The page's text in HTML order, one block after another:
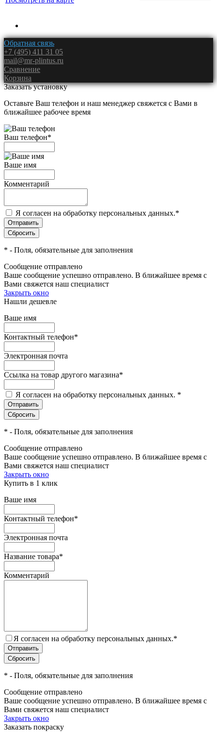
Обратная связь
+7 (495) 411 31 05
mail@mr-plintus.ru
Сравнение
Корзина
Заказать установку
Оставьте Ваш телефон и наш менеджер свяжется с Вами в
ближайшее рабочее время
Ваш телефон*
Ваше имя
Комментарий
Я согласен на обработку персональных данных.*
* - Поля, обязательные для заполнения
Сообщение отправлено
Ваше сообщение успешно отправлено. В ближайшее время с
Вами свяжется наш специалист
Закрыть окно
Нашли дешевле
Ваше имя
Контактный телефон*
Электронная почта
Ссылка на товар другого магазина*
Я согласен на обработку персональных данных. *
* - Поля, обязательные для заполнения
Сообщение отправлено
Ваше сообщение успешно отправлено. В ближайшее время с
Вами свяжется наш специалист
Закрыть окно
Купить в 1 клик
Ваше имя
Контактный телефон*
Электронная почта
Название товара*
Комментарий
Я согласен на обработку персональных данных.*
* - Поля, обязательные для заполнения
Сообщение отправлено
Ваше сообщение успешно отправлено. В ближайшее время с
Вами свяжется наш специалист
Закрыть окно
Заказать покраску